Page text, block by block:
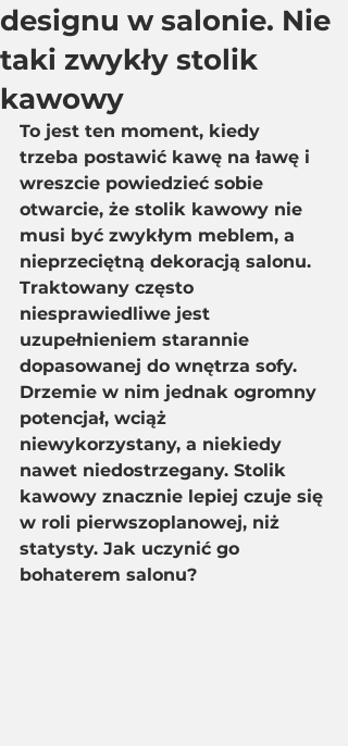
designu w salonie. Nie
taki zwykły stolik
kawowy
To jest ten moment, kiedy
trzeba postawić kawę na ławę i
wreszcie powiedzieć sobie
otwarcie, że stolik kawowy nie
musi być zwykłym meblem, a
nieprzeciętną dekoracją salonu.
Traktowany często
niesprawiedliwe jest
uzupełnieniem starannie
dopasowanej do wnętrza sofy.
Drzemie w nim jednak ogromny
potencjał, wciąż
niewykorzystany, a niekiedy
nawet niedostrzegany. Stolik
kawowy znacznie lepiej czuje się
w roli pierwszoplanowej, niż
statysty. Jak uczynić go
bohaterem salonu?